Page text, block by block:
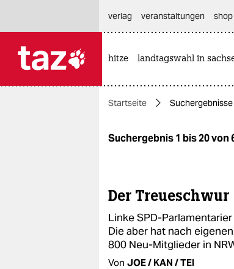
themen
politik
gesellschaft
kultur
sport
verlag
veranstaltungen shop
hitze landtagswahl in
Startseite Suchergebnisse
Suchergebnis 1 bis 20 von
Der Treueschwur
Linke SPD-
Die aber hat nach
800 Neu-Mitglieder in
Von JOE / KAN / TEI